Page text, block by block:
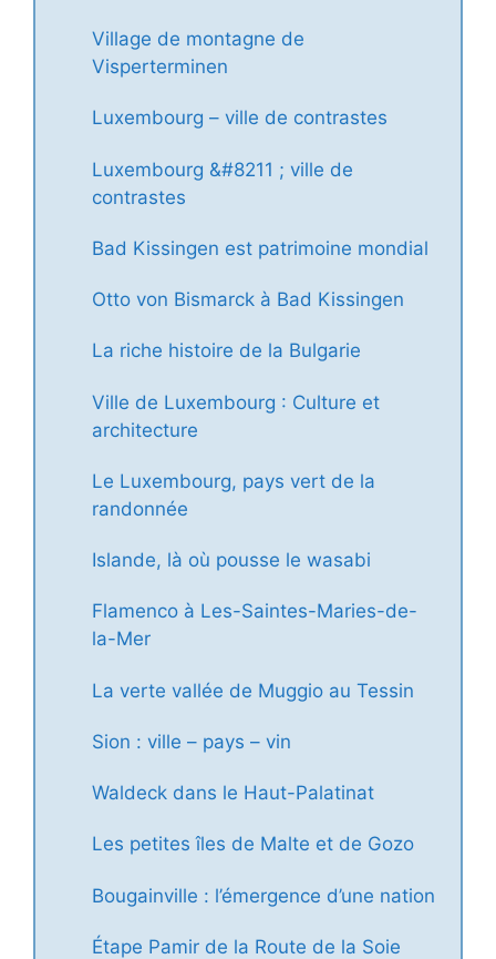
Village de montagne de
Visperterminen
Luxembourg – ville de contrastes
Luxembourg &#8211 ; ville de
contrastes
Bad Kissingen est patrimoine mondial
Otto von Bismarck à Bad Kissingen
La riche histoire de la Bulgarie
Ville de Luxembourg : Culture et
architecture
Le Luxembourg, pays vert de la
randonnée
Islande, là où pousse le wasabi
Flamenco à Les-Saintes-Maries-de-
la-Mer
La verte vallée de Muggio au Tessin
Sion : ville – pays – vin
Waldeck dans le Haut-Palatinat
Les petites îles de Malte et de Gozo
Bougainville : l’émergence d’une nation
Étape Pamir de la Route de la Soie